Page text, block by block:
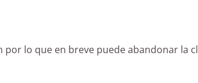
lo que en breve puede abandonar la